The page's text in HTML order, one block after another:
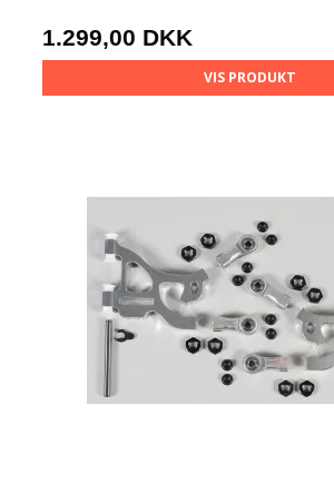
1.299,00 DKK
VIS PRODUKT